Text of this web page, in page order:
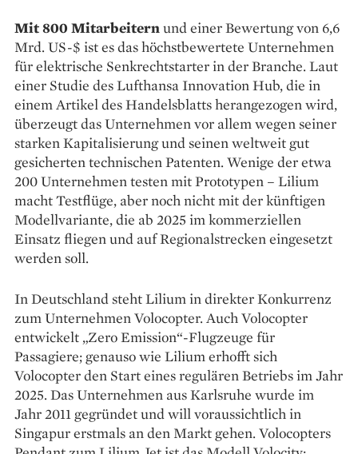
Mit 800 Mitarbeiternund einer Bewertung von 6,6
Mrd. US-$ ist es das höchstbewertete Unternehmen
für elektrische Senkrechtstarter in der Branche. Laut
einer Studie des Lufthansa Innovation Hub, die in
einem Artikel des Handelsblatts herangezogen wird,
überzeugt das Unternehmen vor allem wegen seiner
starken Kapitalisierung und seinen weltweit gut
gesicherten technischen Patenten. Wenige der etwa
200 Unternehmen testen mit Prototypen – Lilium
macht Testflüge, aber noch nicht mit der künftigen
Modellvariante, die ab 2025 im kommerziellen
Einsatz fliegen und auf Regionalstrecken eingesetzt
werden soll.
In Deutschland steht Lilium in direkter Konkurrenz
zum Unternehmen Volocopter. Auch Volocopter
entwickelt „Zero Emission“-Flugzeuge für
Passagiere; genauso wie Lilium erhofft sich
Volocopter den Start eines regulären Betriebs im Jahr
2025. Das Unternehmen aus Karlsruhe wurde im
Jahr 2011 gegründet und will voraussichtlich in
Singapur erstmals an den Markt gehen. Volocopters